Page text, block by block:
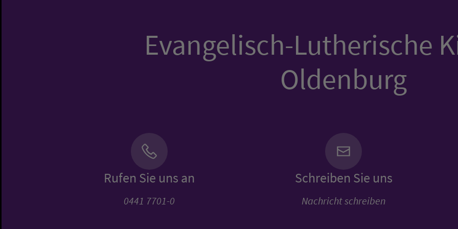
Evangelisch-Lutherische
Oldenburg
Rufen Sie uns an
0441 7701-0
Schreiben Sie uns
Nachricht schreiben